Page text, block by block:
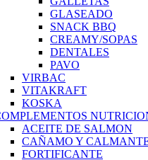
GLASEADO
SNACK BBQ
CREAMY/SOPAS
DENTALES
PAVO
VIRBAC
VITAKRAFT
KOSKA
ACEITE DE SALMON
CAÑAMO Y
FORTIFICANTE